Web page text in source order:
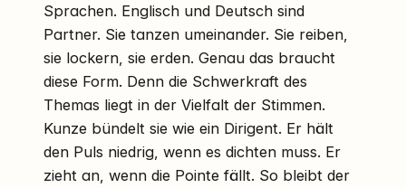
Sprachen. Englisch und Deutsch sind
Partner. Sie tanzen umeinander. Sie reiben,
sie lockern, sie erden. Genau das braucht
diese Form. Denn die Schwerkraft des
Themas liegt in der Vielfalt der Stimmen.
Kunze bündelt sie wie ein Dirigent. Er hält
den Puls niedrig, wenn es dichten muss. Er
zieht an, wenn die Pointe fällt. So bleibt der